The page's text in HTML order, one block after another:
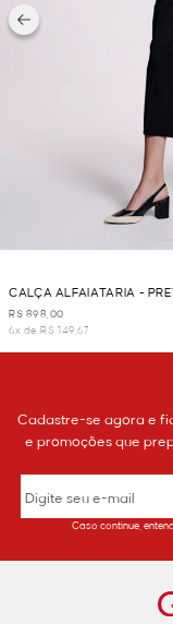
CALÇA ALFAIATARIA -
R$ 898,00
6x de R$ 149,67
Cadastre-se agora e
e promoções que
Caso continue,